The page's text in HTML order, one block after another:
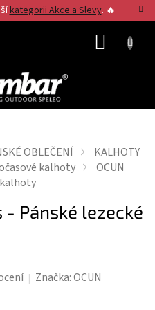
kategorii Akce a Slevy. 🔥
OBLEČENÍ
KALHOTY
kalhoty
OCUN
- Pánské lezecké
Značka:OCUN